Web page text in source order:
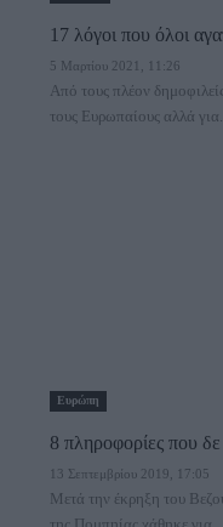
17 λόγοι που όλοι
5 Μαρτίου 2021, 11:26
Από τους πλέον
τους Ευρωπαίους αλλά για...
Ευρώπη
8 πληροφορίες που
13 Σεπτεμβρίου 2019, 17:05
Μετά την έκρηξη του